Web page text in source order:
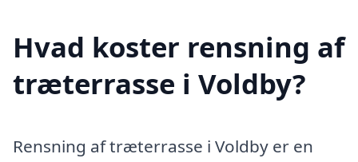
Hvad koster rensning af
træterrasse i Voldby?
Rensning af træterrasse i Voldby er en